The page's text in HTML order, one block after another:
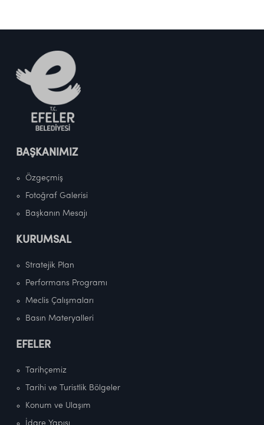
BAŞKANIMIZ
Özgeçmiş
Fotoğraf Galerisi
Başkanın Mesajı
KURUMSAL
Stratejik Plan
Performans Programı
Meclis Çalışmaları
Basın Materyalleri
EFELER
Tarihçemiz
Tarihi ve Turistlik Bölgeler
Konum ve Ulaşım